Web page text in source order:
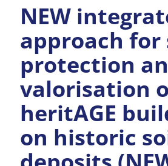
NEW
approach for
protection
valorisation
heritAGE
on historic